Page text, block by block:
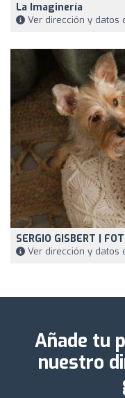
La Imaginería
Ver dirección y datos
SERGIO GISBERT |
Ver dirección y datos
Añade tu
nuestro